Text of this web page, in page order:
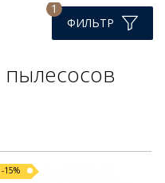
ФИЛЬТР
1
пылесосов
-15%